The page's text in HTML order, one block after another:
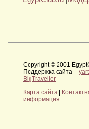
Copyright © 2001
Поддержка сайта –
BigTraveller
Карта сайта |
информация